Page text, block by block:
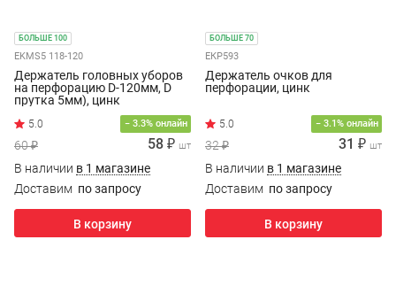
БОЛЬШЕ 100
EKMS5 118-120
Держатель головных уборов
на перфорацию D-120мм, D
прутка 5мм), цинк
− 3.3% онлайн
60 ₽ 58 ₽ шт
В наличии в 1 магазине
Доставим по запросу
В корзину
БОЛЬШЕ 70
ЕКР593
Держатель очков для
перфорации, цинк
− 3.1% онлайн
32 ₽ 31 ₽ шт
В наличии в 1 магазине
Доставим по запросу
В корзину